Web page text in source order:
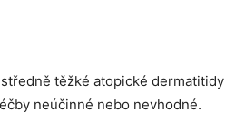
těžké atopické dermatitidy
neúčinné nebo nevhodné.